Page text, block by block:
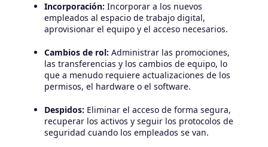
Incorporación: Incorporar a los nuevos
empleados al espacio de trabajo digital,
aprovisionar el equipo y el acceso necesarios.
Cambios de rol: Administrar las promociones,
las transferencias y los cambios de equipo, lo
que a menudo requiere actualizaciones de los
permisos, el hardware o el software.
Despidos: Eliminar el acceso de forma segura,
recuperar los activos y seguir los protocolos de
seguridad cuando los empleados se van.